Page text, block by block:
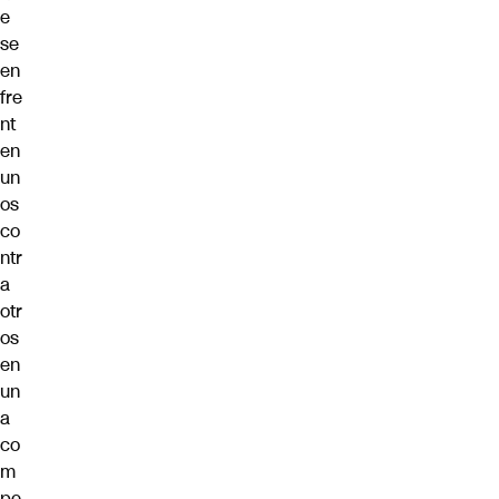
e
se
en
fre
nt
en
un
os
co
ntr
a
otr
os
en
un
a
co
m